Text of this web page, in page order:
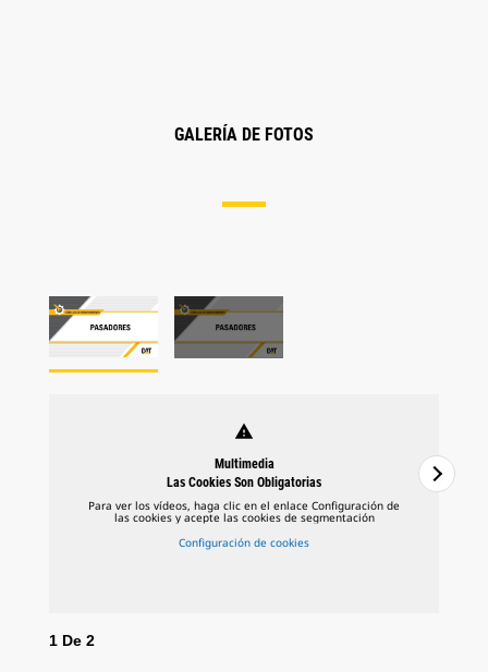
GALERÍA DE FOTOS
warning
Multimedia
Las Cookies Son Obligatorias
Para ver los vídeos, haga clic en el enlace Configuración de
las cookies y acepte las cookies de segmentación
Configuración de cookies
1 De 2